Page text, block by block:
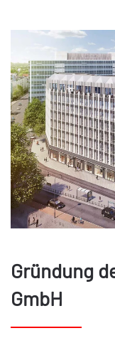
Gründung
GmbH